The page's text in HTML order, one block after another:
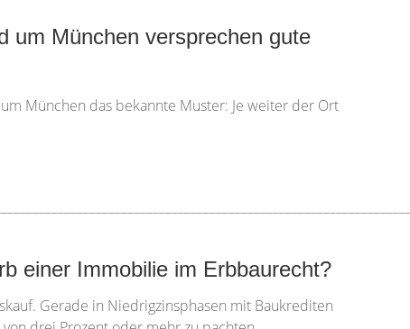
um München versprechen gute
München das bekannte Muster: Je weiter der Ort
einer Immobilie im Erbbaurecht?
Gerade in Niedrigzinsphasen mit Baukrediten